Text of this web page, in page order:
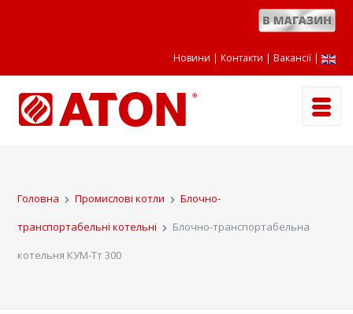
Новини Контакти Вакансії|
Головна Промислові котли
Блочно-
транспортабельні котельні
Блочно-транспортабельна
котельня КУМ-Тт 300